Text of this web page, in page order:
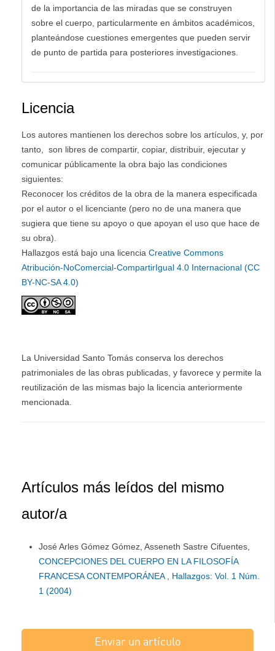
de la importancia de las miradas que se construyen
sobre el cuerpo, particularmente en ámbitos académicos,
planteándose cuestiones emergentes que pueden servir
de punto de partida para posteriores investigaciones.
Licencia
Los autores mantienen los derechos sobre los artículos, y, por
tanto, son libres de compartir, copiar, distribuir, ejecutar y
comunicar públicamente la obra bajo las condiciones
siguientes:
Reconocer los créditos de la obra de la manera especificada
por el autor o el licenciante (pero no de una manera que
sugiera que tiene su apoyo o que apoyan el uso que hace de
su obra).
Hallazgos está bajo una licencia Creative Commons
Atribución-NoComercial-CompartirIgual 4.0 Internacional (CC
BY-NC-SA 4.0)
La Universidad Santo Tomás conserva los derechos
patrimoniales de las obras publicadas, y favorece y permite la
reutilización de las mismas bajo la licencia anteriormente
mencionada.
Artículos más leídos del mismo
autor/a
José Arles Gómez Gómez, Asseneth Sastre Cifuentes,
CONCEPCIONES DEL CUERPO EN LA FILOSOFÍA
FRANCESA CONTEMPORÁNEA
Hallazgos: Vol. 1 Núm.
1 (2004)
Enviar un artículo